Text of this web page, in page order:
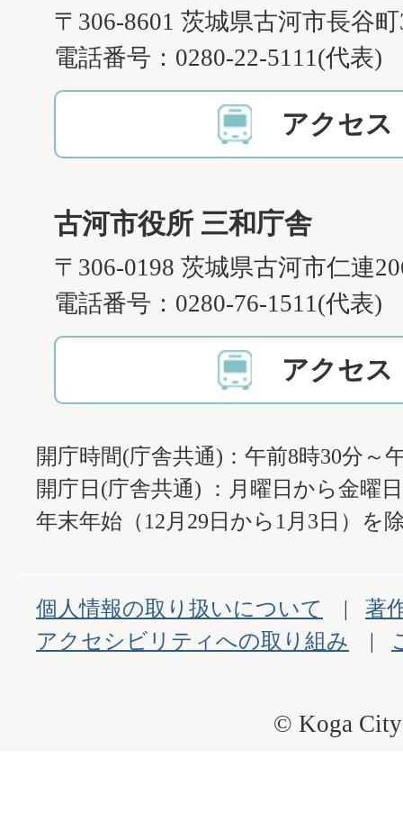
〒306-8601 茨城県古河市長谷
電話番号：0280-22-5111(代表)
アクセス
古河市役所 三和庁舎
〒306-0198 茨城県古河市仁連
電話番号：0280-76-1511(代表)
アクセス
開庁時間(庁舎共通)：午前8時30分～
開庁日(庁舎共通) ：月曜日から金曜
年末年始（12月29日から1月3日）を
個人情報の取り扱いについて
著
アクセシビリティへの取り組み
© Koga City